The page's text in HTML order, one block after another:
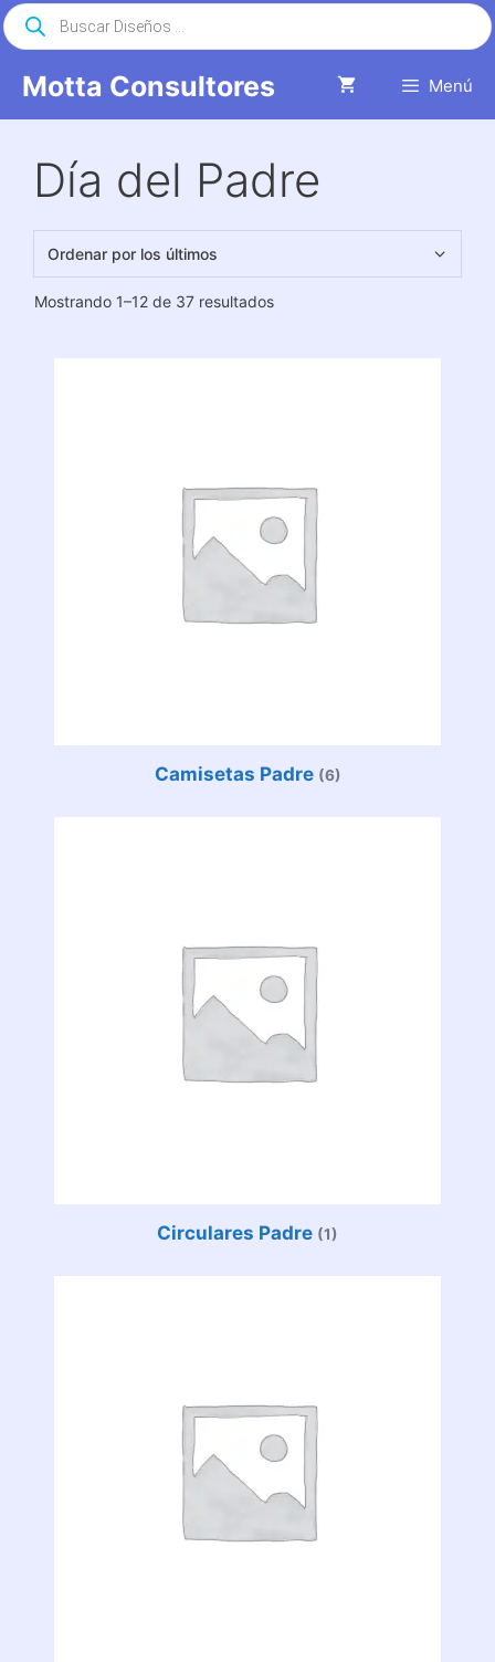
Saltar
al
Motta Consultores Menú
Búsqueda
de
productos
Día del Padre
Mostrando 1–12 de 37 resultadosOrdenado
Camisetas Padre (6)
Circulares Padre (1)